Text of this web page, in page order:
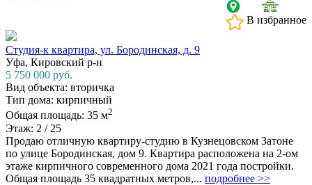
В избранное
Студия-к квартира, ул. Бородинская, д. 9
Уфа, Кировский р-н
5 750 000 руб.
Вид объекта: вторичка
Тип дома: кирпичный
Общая площадь: 35 м2
Этаж: 2 / 25
Продаю отличную квартиру-студию в Кузнецовском Затоне
по улице Бородинская, дом 9. Квартира расположена на 2-ом
этаже кирпичного современного дома 2021 года постройки.
Общая площадь 35 квадратных метров,... подробнее >>